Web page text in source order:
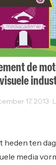
de
17, 2013 ·
ten
media